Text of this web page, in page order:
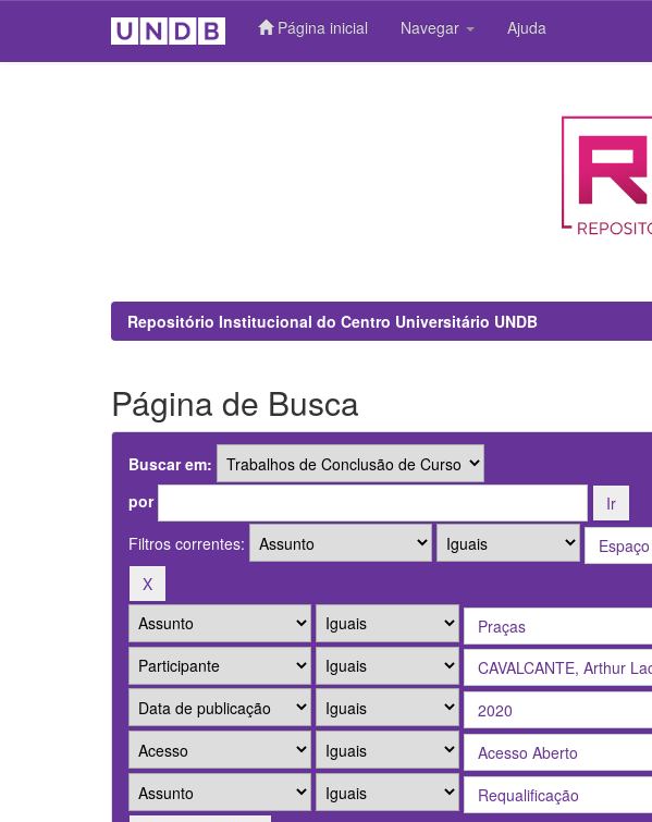
Página inicial Navegar Ajuda
Repositório Institucional do Centro Universitário UNDB
Página de Busca
Buscar em:
por
Filtros correntes: